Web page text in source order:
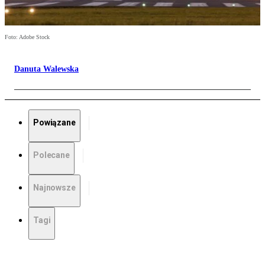
Foto: Adobe Stock
Danuta Walewska
Powiązane
Polecane
Najnowsze
Tagi